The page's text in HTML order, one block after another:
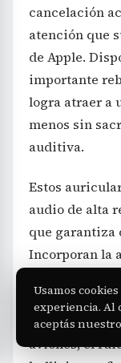
cancelación
atención que
de Apple.
importante
logra atraer a
menos sin
auditiva.
Estos
audio de alta
que garantiza
Incorporan la
sonido
molestos
aviones, el
Usamos
experiencia. Al
aceptás nuestro